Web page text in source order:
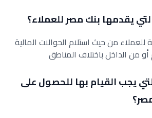
يقدمها بنك مصر للعملاء؟
للعملاء من حيث استلام الحوالات المالية
من الداخل باختلاف المناطق
يجب القيام بها للحصول على